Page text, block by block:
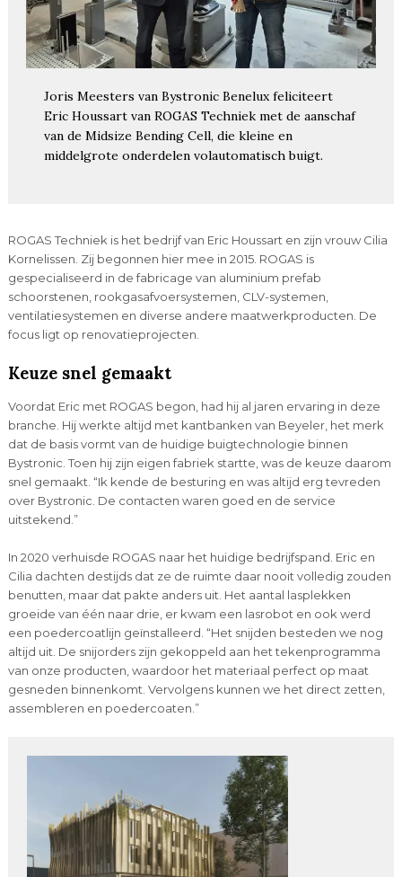
Joris Meesters van Bystronic Benelux feliciteert
Eric Houssart van ROGAS Techniek met de aanschaf
van de Midsize Bending Cell, die kleine en
middelgrote onderdelen volautomatisch buigt.
ROGAS Techniek is het bedrijf van Eric Houssart en zijn vrouw Cilia
Kornelissen. Zij begonnen hier mee in 2015. ROGAS is
gespecialiseerd in de fabricage van aluminium prefab
schoorstenen, rookgasafvoersystemen, CLV-systemen,
ventilatiesystemen en diverse andere maatwerkproducten. De
focus ligt op renovatieprojecten.
Keuze snel gemaakt
Voordat Eric met ROGAS begon, had hij al jaren ervaring in deze
branche. Hij werkte altijd met kantbanken van Beyeler, het merk
dat de basis vormt van de huidige buigtechnologie binnen
Bystronic. Toen hij zijn eigen fabriek startte, was de keuze daarom
snel gemaakt. “Ik kende de besturing en was altijd erg tevreden
over Bystronic. De contacten waren goed en de service
uitstekend.”
In 2020 verhuisde ROGAS naar het huidige bedrijfspand. Eric en
Cilia dachten destijds dat ze de ruimte daar nooit volledig zouden
benutten, maar dat pakte anders uit. Het aantal lasplekken
groeide van één naar drie, er kwam een lasrobot en ook werd
een poedercoatlijn geïnstalleerd. “Het snijden besteden we nog
altijd uit. De snijorders zijn gekoppeld aan het tekenprogramma
van onze producten, waardoor het materiaal perfect op maat
gesneden binnenkomt. Vervolgens kunnen we het direct zetten,
assembleren en poedercoaten.”